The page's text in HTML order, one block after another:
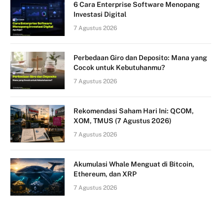
6 Cara Enterprise Software Menopang
Investasi Digital
7 Agustus 2026
Perbedaan Giro dan Deposito: Mana yang
Cocok untuk Kebutuhanmu?
7 Agustus 2026
Rekomendasi Saham Hari Ini: QCOM,
XOM, TMUS (7 Agustus 2026)
7 Agustus 2026
Akumulasi Whale Menguat di Bitcoin,
Ethereum, dan XRP
7 Agustus 2026